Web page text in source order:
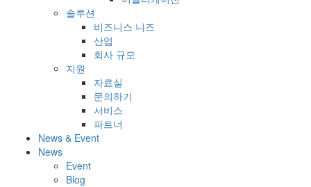
솔루션
비즈니스 니즈
산업
회사 규모
지원
자료실
문의하기
서비스
파트너
News & Event
News
Event
Blog